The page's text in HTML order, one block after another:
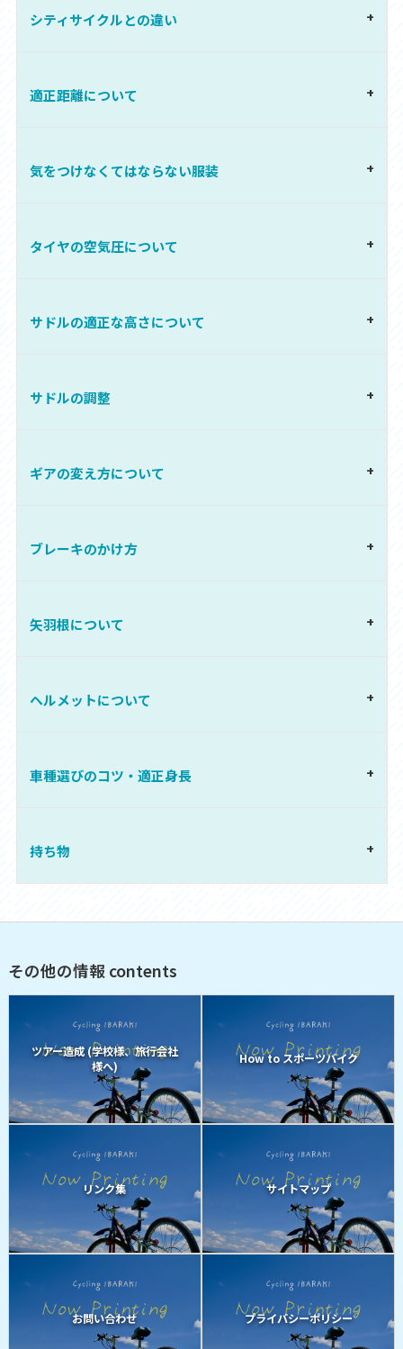
シティサイクルとの違い
適正距離について
気をつけなくてはならない服装
タイヤの空気圧について
サドルの適正な高さについて
サドルの調整
ギアの変え方について
ブレーキのかけ方
矢羽根について
ヘルメットについて
車種選びのコツ・適正身長
持ち物
その他の情報 contents
ツアー造成 (学校様、旅行会社
様へ)
How to スポーツバイク
リンク集 サイトマップ
お問い合わせ プライバシーポリシー